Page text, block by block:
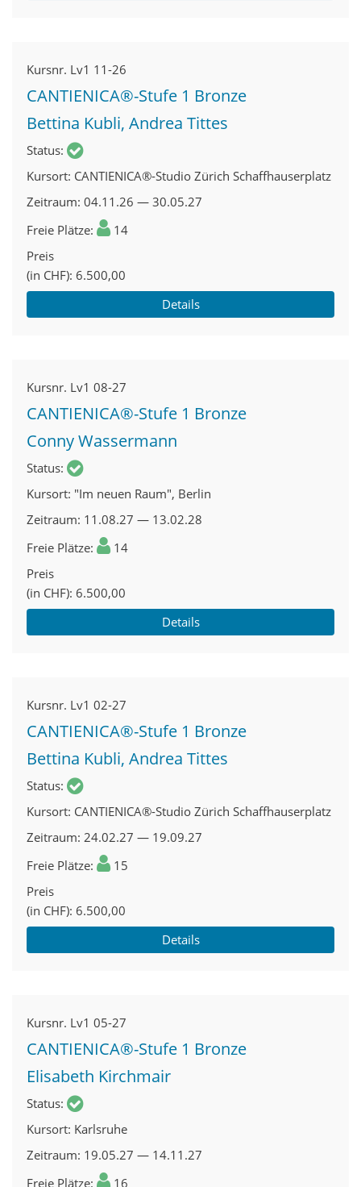
Kursnr. Lv1 11-26
CANTIENICA®-Stufe 1 Bronze
Bettina Kubli, Andrea Tittes
Status
Kursort CANTIENICA®-Studio Zürich Schaffhauserplatz
Zeitraum 04.11.26 — 30.05.27
Freie Plätze
14
Preis
(in CHF) 6.500,00
Details
Kursnr. Lv1 08-27
CANTIENICA®-Stufe 1 Bronze
Conny Wassermann
Status
Kursort "Im neuen Raum", Berlin
Zeitraum 11.08.27 — 13.02.28
Freie Plätze
14
Preis
(in CHF) 6.500,00
Details
Kursnr. Lv1 02-27
CANTIENICA®-Stufe 1 Bronze
Bettina Kubli, Andrea Tittes
Status
Kursort CANTIENICA®-Studio Zürich Schaffhauserplatz
Zeitraum 24.02.27 — 19.09.27
Freie Plätze
15
Preis
(in CHF) 6.500,00
Details
Kursnr. Lv1 05-27
CANTIENICA®-Stufe 1 Bronze
Elisabeth Kirchmair
Status
Kursort Karlsruhe
Zeitraum 19.05.27 — 14.11.27
Freie Plätze
16